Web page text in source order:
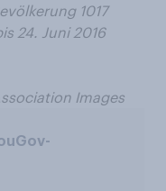
1017
24. Juni 2016
Images